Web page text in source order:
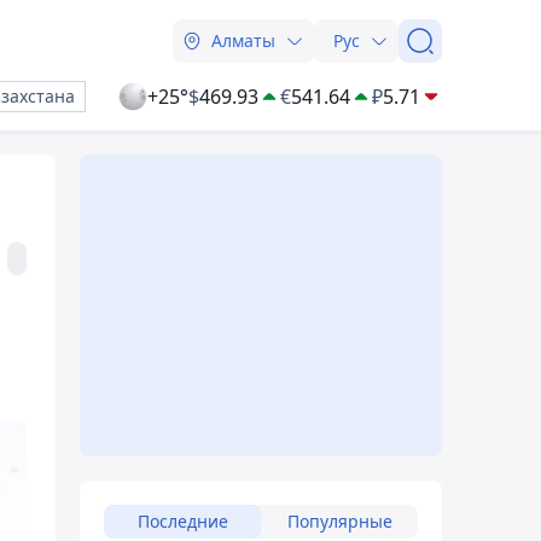
Алматы Рус
+25°$469.93 €541.64 ₽5.71
Последние Популярные